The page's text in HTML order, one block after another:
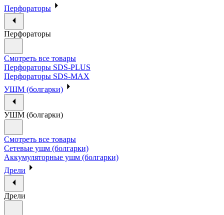
Перфораторы
Перфораторы
Смотреть все товары
Перфораторы SDS-PLUS
Перфораторы SDS-MAX
УШМ (болгарки)
УШМ (болгарки)
Смотреть все товары
Сетевые ушм (болгарки)
Аккумуляторные ушм (болгарки)
Дрели
Дрели